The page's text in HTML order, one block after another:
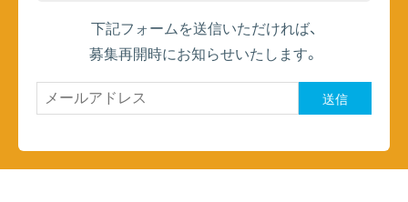
下記フォームを送信いただければ、
募集再開時にお知らせいたします。
送信